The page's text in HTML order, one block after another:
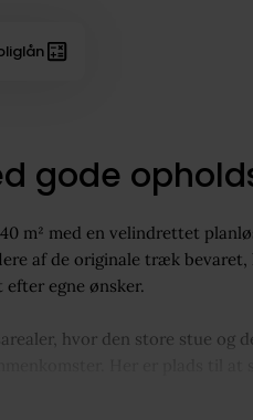
gode
m² med en velindrettet
af de originale træk
egne ønsker.
hvor den store stue og